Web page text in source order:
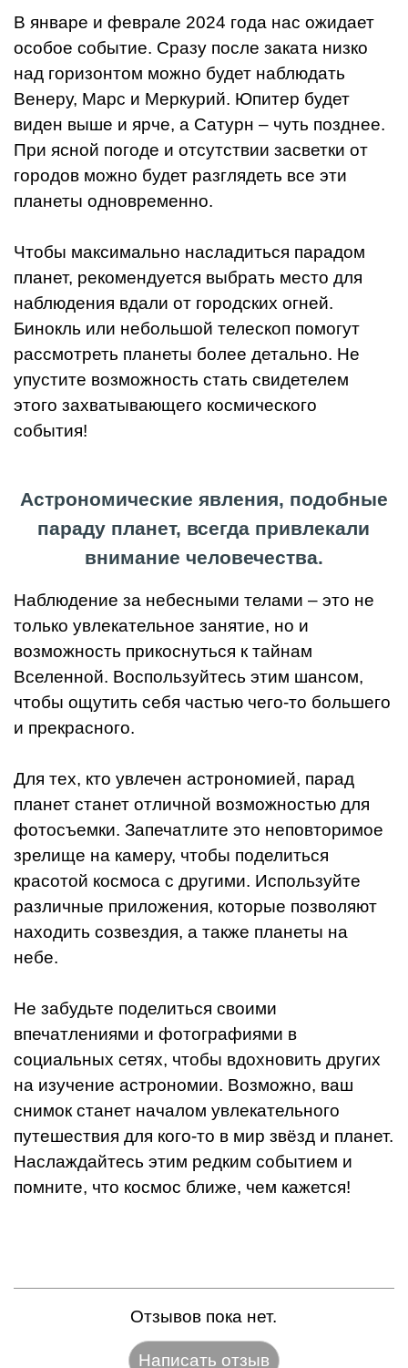
В январе и феврале 2024 года нас ожидает
особое событие. Сразу после заката низко
над горизонтом можно будет наблюдать
Венеру, Марс и Меркурий. Юпитер будет
виден выше и ярче, а Сатурн – чуть позднее.
При ясной погоде и отсутствии засветки от
городов можно будет разглядеть все эти
планеты одновременно.
Чтобы максимально насладиться парадом
планет, рекомендуется выбрать место для
наблюдения вдали от городских огней.
Бинокль или небольшой телескоп помогут
рассмотреть планеты более детально. Не
упустите возможность стать свидетелем
этого захватывающего космического
события!
Астрономические явления, подобные
параду планет, всегда привлекали
внимание человечества.
Наблюдение за небесными телами – это не
только увлекательное занятие, но и
возможность прикоснуться к тайнам
Вселенной. Воспользуйтесь этим шансом,
чтобы ощутить себя частью чего-то большего
и прекрасного.
Для тех, кто увлечен астрономией, парад
планет станет отличной возможностью для
фотосъемки. Запечатлите это неповторимое
зрелище на камеру, чтобы поделиться
красотой космоса с другими. Используйте
различные приложения, которые позволяют
находить созвездия, а также планеты на
небе.
Не забудьте поделиться своими
впечатлениями и фотографиями в
социальных сетях, чтобы вдохновить других
на изучение астрономии. Возможно, ваш
снимок станет началом увлекательного
путешествия для кого-то в мир звёзд и планет.
Наслаждайтесь этим редким событием и
помните, что космос ближе, чем кажется!
Отзывов пока нет.